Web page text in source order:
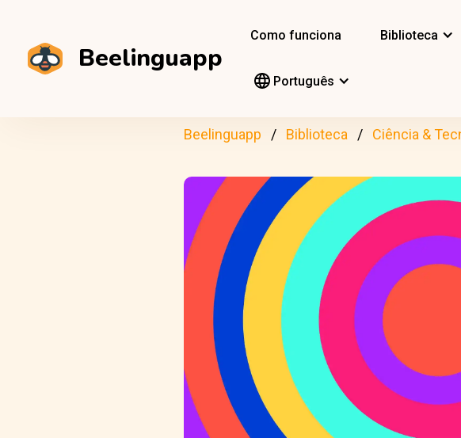
Beelinguapp
Como funciona Biblioteca
Português
Beelinguapp Biblioteca Ciência &